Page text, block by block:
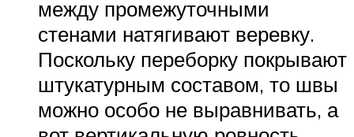
между промежуточными
стенами натягивают веревку.
Поскольку переборку покрывают
штукатурным составом, то швы
можно особо не выравнивать, а